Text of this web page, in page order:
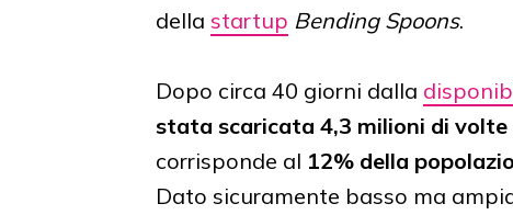
della startup Bending Spoons.
Dopo circa 40 giorni dalla
stata scaricata 4,3 milioni di volte
corrisponde al 12% della
Dato sicuramente basso ma